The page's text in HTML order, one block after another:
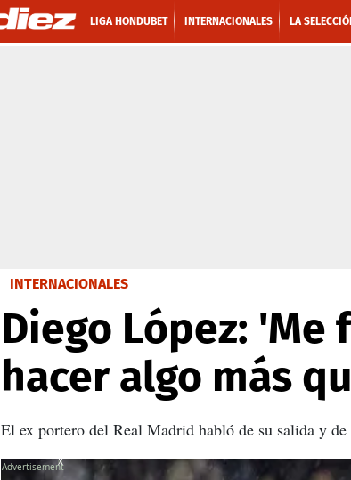
LIGA HONDUBET INTERNACIONALES LA
INTERNACIONALES
Diego López:
hacer algo más
El ex portero del Real Madrid habló de su salida y
X